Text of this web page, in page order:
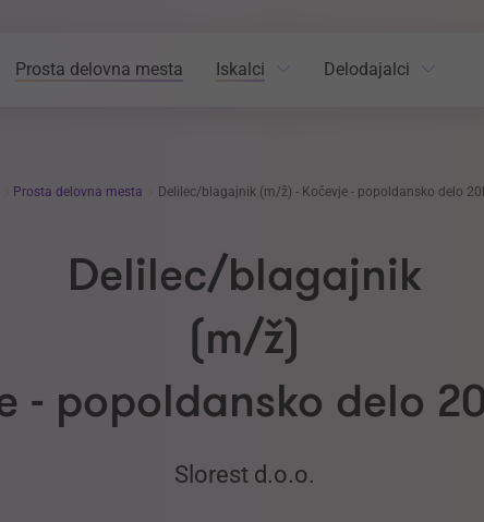
Prosta delovna mesta Iskalci Delodajalci
Prosta delovna mesta Delilec/blagajnik (m/ž) - Kočevje - popoldansko delo
Delilec/blagajnik
(m/ž)
- popoldansko delo
Slorest d.o.o.